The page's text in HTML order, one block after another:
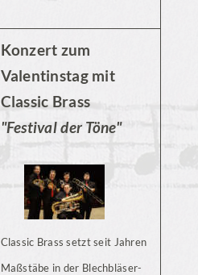
Konzert zum
Valentinstag mit
Classic Brass
"Festival der Töne"
Classic Brass setzt seit Jahren
Maßstäbe in der Blechbläser-